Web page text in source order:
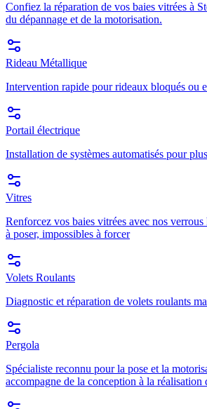
Confiez la réparation de vos baies vitrées à
du dépannage et de la motorisation.
Rideau Métallique
Intervention rapide pour rideaux bloqués ou
Portail électrique
Installation de systèmes automatisés pour
Vitres
Renforcez vos baies vitrées avec nos
à poser, impossibles à forcer
Volets Roulants
Diagnostic et réparation de volets roulants
Pergola
Spécialiste reconnu pour la pose et la
accompagne de la conception à la réalisation